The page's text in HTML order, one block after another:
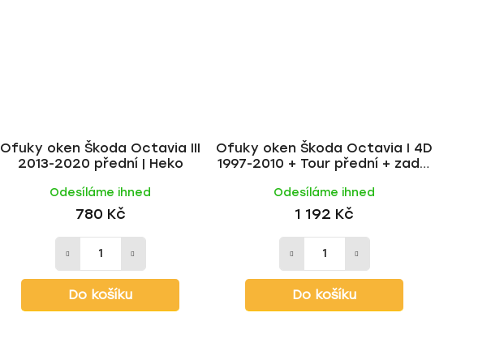
Ofuky oken Škoda Octavia III
2013-2020 přední | Heko
Odesíláme ihned
780 Kč
Do košíku
Ofuky oken Škoda Octavia I 4D
1997-2010 + Tour přední + zadní
Odesíláme ihned
1 192 Kč
Do košíku